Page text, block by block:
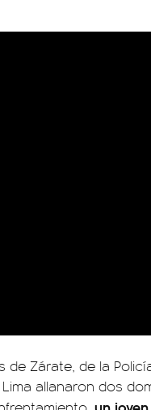
de Zárate, de la
allanaron dos